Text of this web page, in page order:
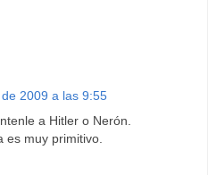
2009 a las 9:55
a Hitler o Nerón.
es muy primitivo.